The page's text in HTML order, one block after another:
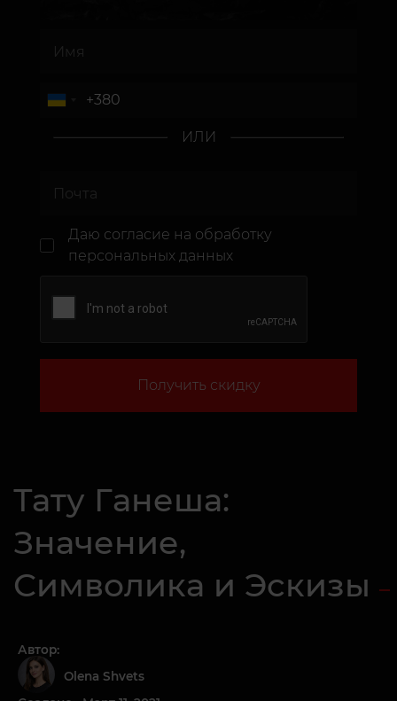
ИЛИ
Даю согласие на обработку
персональных данных
Получить скидку
Тату Ганеша:
Значение,
Символика и Эскизы
Автор:
Olena Shvets